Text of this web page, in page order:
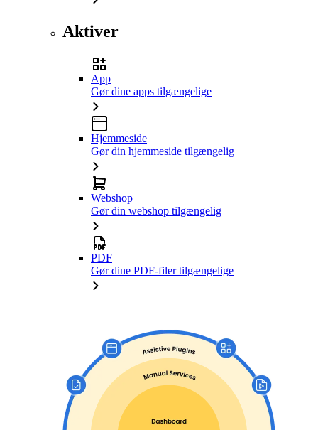
Aktiver
App
Gør dine apps tilgængelige
Hjemmeside
Gør din hjemmeside tilgængelig
Webshop
Gør din webshop tilgængelig
PDF
Gør dine PDF-filer tilgængelige